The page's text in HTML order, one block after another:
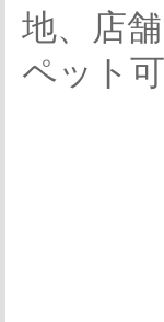
地、店
ペット